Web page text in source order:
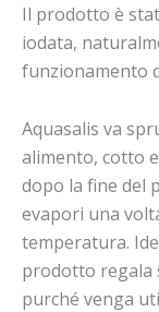
Il prodotto è
iodata,
funzionamento
Aquasalis va
alimento, cotto
dopo la fine del
evapori una
temperatura.
prodotto regala
purché venga